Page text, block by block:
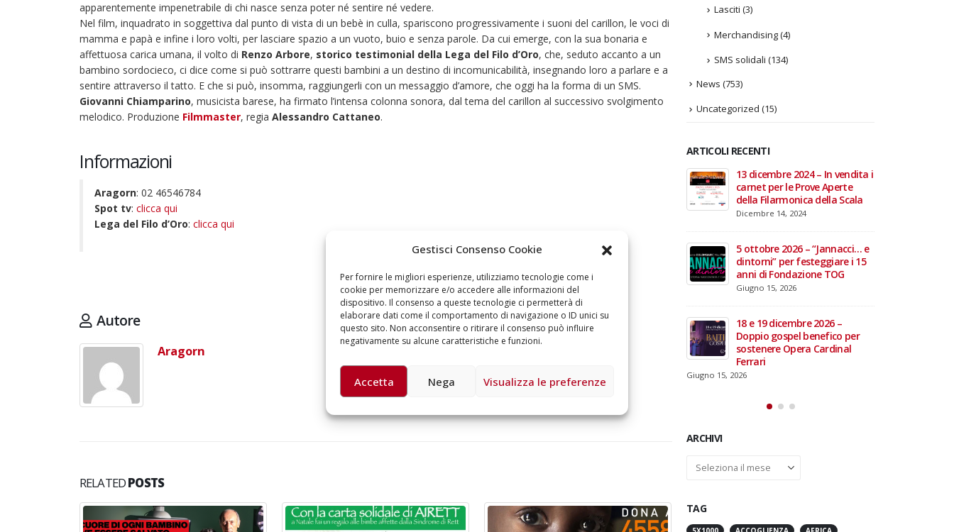
Gestisci Consenso Cookie
Per fornire le migliori esperienze, utilizziamo tecnologie come i
cookie per memorizzare e/o accedere alle informazioni del
dispositivo. Il consenso a queste tecnologie ci permetterà di
elaborare dati come il comportamento di navigazione o ID unici su
questo sito. Non acconsentire o ritirare il consenso può influire
negativamente su alcune caratteristiche e funzioni.
Accetta Nega Visualizza le preferenze
Lega
del
Filo
d’Oro
apparentemente impenetrabile di chi nasce senza poter né sentire né vedere.
Nel film, inquadrato in soggettiva dal punto di vista di un bebè in culla, spariscono progressivamente i suoni del carillon, le voci di
mamma e papà e infine i loro volti, per lasciare spazio a un vuoto, buio e senza parole. Da cui emerge, con la sua bonaria e
affettuosa carica umana, il volto di Renzo Arbore, storico testimonial della Lega del Filo d’Oro, che, seduto accanto a un
bambino sordocieco, ci dice come si può sottrarre questi bambini a un destino di incomunicabilità, insegnando loro a parlare e a
sentire attraverso il tatto. E che si può, insomma, raggiungerli con un messaggio d’amore, che oggi ha la forma di un SMS.
Giovanni Chiamparino, musicista barese, ha firmato l’intensa colonna sonora, dal tema del carillon al successivo svolgimento
melodico. Produzione Filmmaster, regia Alessandro Cattaneo.
Informazioni
Aragorn: 02 46546784
Spot tv: clicca qui
Lega del Filo d’Oro: clicca qui
Autore
Aragorn
RELATEDPOSTS
Lasciti (3)
Merchandising(4)
SMS solidali (134)
News (753)
Uncategorized (15)
ARTICOLI RECENTI
Duomo: apertura serale
straordinaria per Fondazione
Cieli Azzurri
Maggio 28, 2026
Maggio 13, 2026
Un evento di Natale per
Marzo 17, 2026
5 ottobre 2026 – “Jannacci… e
anni di Fondazione TOG
Giugno 15, 2026
18 e 19 dicembre 2026 –
Doppio gospel benefico per
22 giugno 2026 – Terrazze del
Duomo: apertura serale
straordinaria per Fondazione
Cieli Azzurri
3 giugno 2026 – Al Teatro
Fraschini di Pavia il concerto
inaugurale di UniON –
Maggio 13, 2026
Un evento di Natale per
Aragorn
TAG